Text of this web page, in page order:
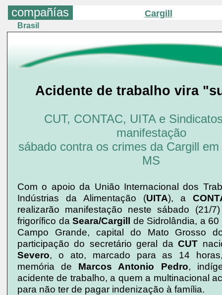
compañías Cargill
Brasil
Acidente de trabalho vira
CUT, CONTAC, UITA e
manifestação
sábado contra os crimes da Cargill
MS
Com o apoio da União Internacional dos
Indústrias da Alimentação (UITA), a
realizarão manifestação neste sábado (21/
frigorífico da Seara/Cargill de Sidrolândia, a
Campo Grande, capital do Mato Grosso
participação do secretário geral daCUT
Severo, o ato, marcado para as 14
memória de Marcos Antonio Pedro,
acidente de trabalho, a quem a multinacional
para não ter de pagar indenização à família.